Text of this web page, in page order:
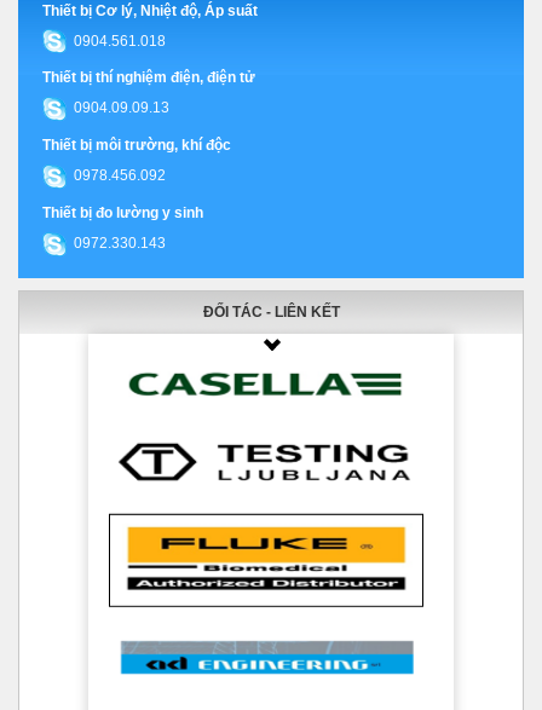
Thiết bị Cơ lý, Nhiệt độ, Áp suất
0904.561.018
Thiết bị thí nghiệm điện, điện tử
0904.09.09.13
Thiết bị môi trường, khí độc
0978.456.092
Thiết bị đo lường y sinh
0972.330.143
ĐỐI TÁC - LIÊN KẾT